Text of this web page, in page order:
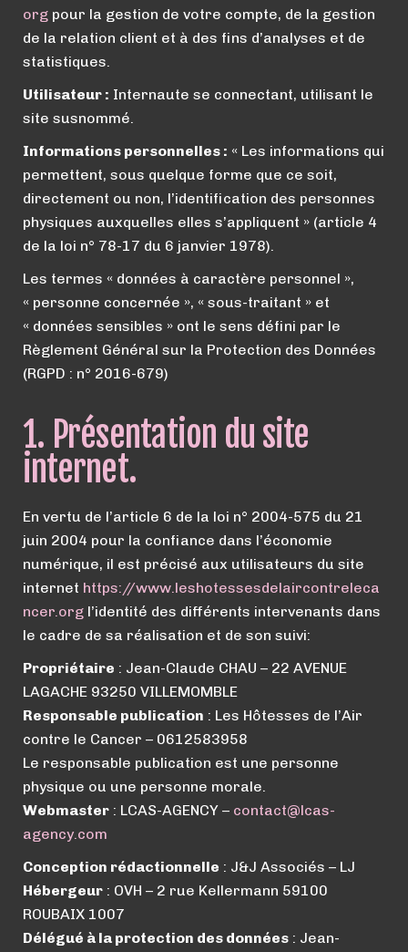
org pour la gestion de votre compte, de la gestion
de la relation client et à des fins d’analyses et de
statistiques.
Utilisateur : Internaute se connectant, utilisant le
site susnommé.
Informations personnelles : « Les informations qui
permettent, sous quelque forme que ce soit,
directement ou non, l’identification des personnes
physiques auxquelles elles s’appliquent » (article 4
de la loi n° 78-17 du 6 janvier 1978).
Les termes « données à caractère personnel »,
« personne concernée », « sous-traitant » et
« données sensibles » ont le sens défini par le
Règlement Général sur la Protection des Données
(RGPD : n° 2016-679)
1. Présentation du site
internet.
En vertu de l’article 6 de la loi n° 2004-575 du 21
juin 2004 pour la confiance dans l’économie
numérique, il est précisé aux utilisateurs du site
internet https://www.leshotessesdelaircontreleca
ncer.org l’identité des différents intervenants dans
le cadre de sa réalisation et de son suivi:
Propriétaire : Jean-Claude CHAU – 22 AVENUE
LAGACHE 93250 VILLEMOMBLE
Responsable publication : Les Hôtesses de l’Air
contre le Cancer – 0612583958
Le responsable publication est une personne
physique ou une personne morale.
Webmaster : LCAS-AGENCY – contact@lcas-
agency.com
Conception rédactionnelle : J&J Associés – LJ
Hébergeur : OVH – 2 rue Kellermann 59100
ROUBAIX 1007
Délégué à la protection des données : Jean-